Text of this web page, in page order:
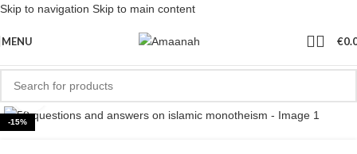
Skip to navigation Skip to main content
MENU €
-15%
Click to enlarge